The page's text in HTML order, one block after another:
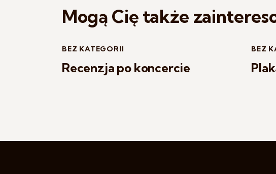
Mogą Cię także
BEZ KATEGORII
Recenzja po koncercie
BEZ